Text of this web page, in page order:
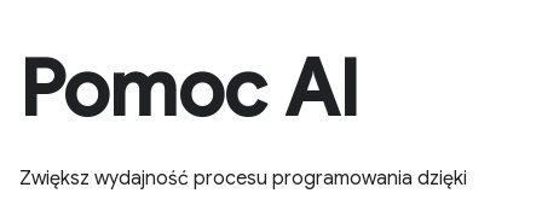
Pomoc AI
Zwiększ wydajność procesu programowania dzięki